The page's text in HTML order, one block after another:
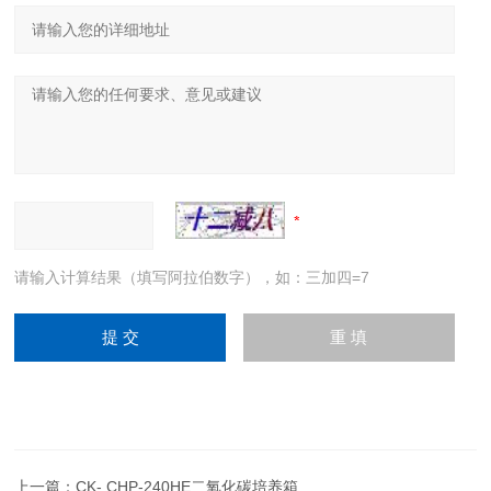
请输入计算结果（填写阿拉伯数字），如：三加四=7
上一篇：CK- CHP-240HE二氧化碳培养箱